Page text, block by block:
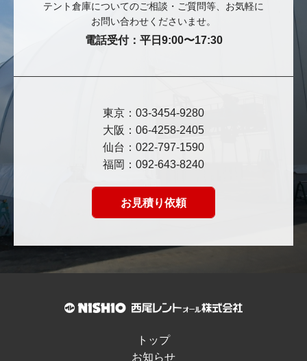
テント倉庫についてのご相談・ご質問等、 お気軽に
お問い合わせくださいませ。
電話受付：平日9:00〜17:30
東京：03-3454-9280
大阪：06-4258-2405
仙台：022-797-1590
福岡：092-643-8240
お見積り依頼
トップ
お知らせ